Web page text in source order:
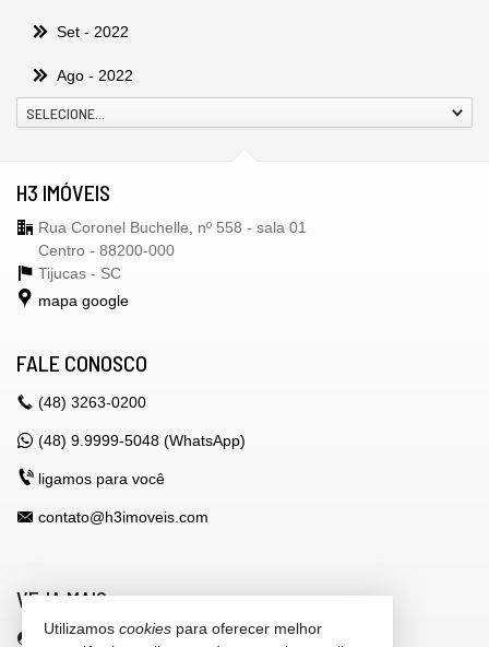
Set - 2022
Ago - 2022
SELECIONE...
H3 IMÓVEIS
Rua Coronel Buchelle, nº 558 - sala 01
Centro - 88200-000
Tijucas - SC
mapa google
FALE CONOSCO
(48) 3263-0200
(48) 9.9999-5048 (WhatsApp)
ligamos para você
contato@h3imoveis.com
VEJA MAIS
área do cliente
Utilizamos cookies para oferecer melhor